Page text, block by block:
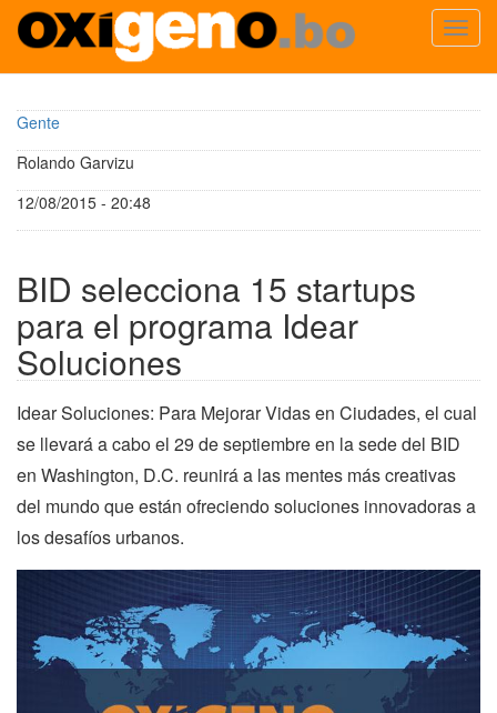
contenido
principal
Gente
Rolando Garvizu
12/08/2015 - 20:48
BID selecciona 15 startups
para el programa Idear
Soluciones
Idear Soluciones: Para Mejorar Vidas en Ciudades, el cual
se llevará a cabo el 29 de septiembre en la sede del BID
en Washington, D.C. reunirá a las mentes más creativas
del mundo que están ofreciendo soluciones innovadoras a
los desafíos urbanos.